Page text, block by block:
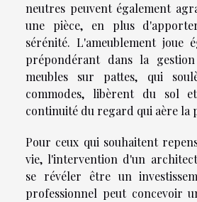
neutres peuvent également
une pièce, en plus
sérénité. L'ameublement joue
prépondérant dans la
meubles sur pattes, qui
commodes, libèrent du sol
continuité du regard qui aère la
Pour ceux qui souhaitent
vie, l'intervention d'un
se révéler être un
professionnel peut concevoir